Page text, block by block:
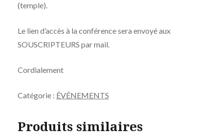
(temple).
Le lien d’accès à la conférence sera envoyé aux
SOUSCRIPTEURS par mail.
Cordialement
Catégorie : ÉVÉNEMENTS
Produits similaires